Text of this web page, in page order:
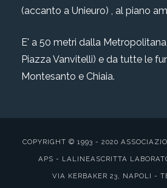
(accanto a Unieuro) , al piano
E' a 50 metri dalla
Piazza Vanvitelli) e da tutte le
Montesanto e Chiaia.
COPYRIGHT © 1993 - 2020
APS - LALINEASCRITTA
VIA KERBAKER 23, NAPOLI -